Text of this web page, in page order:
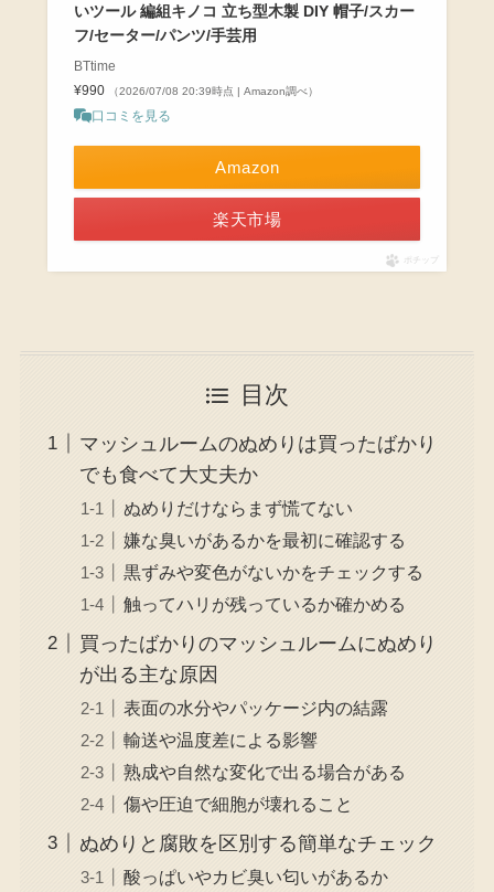
いツール 編組キノコ 立ち型木製 DIY 帽子/スカー
フ/セーター/パンツ/手芸用
BTtime
¥990
（2026/07/08 20:39時点 | Amazon調べ）
口コミを見る
Amazon
楽天市場
ポチップ
目次
マッシュルームのぬめりは買ったばかり
でも食べて大丈夫か
ぬめりだけならまず慌てない
嫌な臭いがあるかを最初に確認する
黒ずみや変色がないかをチェックする
触ってハリが残っているか確かめる
買ったばかりのマッシュルームにぬめり
が出る主な原因
表面の水分やパッケージ内の結露
輸送や温度差による影響
熟成や自然な変化で出る場合がある
傷や圧迫で細胞が壊れること
ぬめりと腐敗を区別する簡単なチェック
酸っぱいやカビ臭い匂いがあるか